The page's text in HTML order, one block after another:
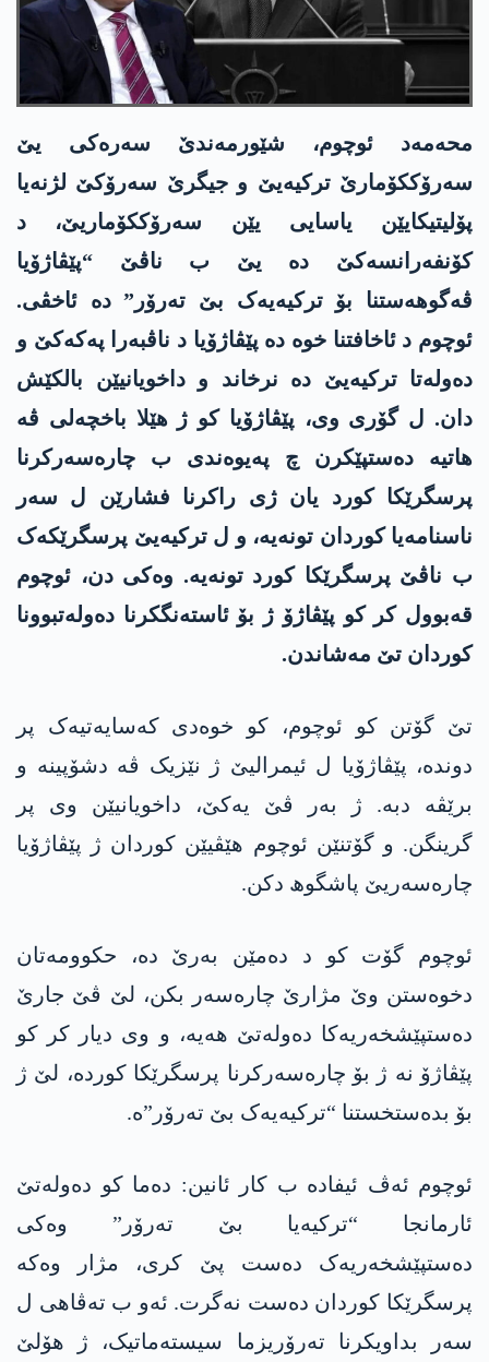
محەمەد ئوچوم، شێورمەندێ سەرەکی یێ
سەرۆککۆمارێ ترکیەیێ و جیگرێ سەرۆکێ لژنەیا
پۆلیتیکایێن یاسایی یێن سەرۆککۆماریێ، د
کۆنفەرانسەکێ دە یێ ب ناڤێ “پێڤاژۆیا
ڤەگوھەستنا بۆ ترکیەیەک بێ تەرۆر” دە ئاخڤی.
ئوچوم د ئاخافتنا خوە دە پێڤاژۆیا د ناڤبەرا پەکەکێ و
دەولەتا ترکیەیێ دە نرخاند و داخویانیێن بالکێش
دان. ل گۆری وی، پێڤاژۆیا کو ژ ھێلا باخچەلی ڤە
ھاتیە دەستپێکرن چ پەیوەندی ب چارەسەرکرنا
پرسگرێکا کورد یان ژی راکرنا فشارێن ل سەر
ناسنامەیا کوردان تونەیە، و ل ترکیەیێ پرسگرێکەک
ب ناڤێ پرسگرێکا کورد تونەیە. وەکی دن، ئوچوم
قەبوول کر کو پێڤاژۆ ژ بۆ ئاستەنگکرنا دەولەتبوونا
کوردان تێ مەشاندن.
تێ گۆتن کو ئوچوم، کو خوەدی کەسایەتیەک پر
دوندە، پێڤاژۆیا ل ئیمرالیێ ژ نێزیک ڤە دشۆپینە و
برێڤە دبە. ژ بەر ڤێ یەکێ، داخویانیێن وی پر
گرینگن. و گۆتنێن ئوچوم ھێڤیێن کوردان ژ پێڤاژۆیا
چارەسەریێ پاشگوھ دکن.
ئوچوم گۆت کو د دەمێن بەرێ دە، حکوومەتان
دخوەستن وێ مژارێ چارەسەر بکن، لێ ڤێ جارێ
دەستپێشخەریەکا دەولەتێ ھەیە، و وی دیار کر کو
پێڤاژۆ نە ژ بۆ چارەسەرکرنا پرسگرێکا کوردە، لێ ژ
بۆ بدەستخستنا “ترکیەیەک بێ تەرۆر”ە.
ئوچوم ئەڤ ئیفادە ب کار ئانین: دەما کو دەولەتێ
ئارمانجا “ترکیەیا بێ تەرۆر” وەکی
دەستپێشخەریەک دەست پێ کری، مژار وەکە
پرسگرێکا کوردان دەست نەگرت. ئەو ب تەڤاھی ل
سەر بداویکرنا تەرۆریزما سیستەماتیک، ژ ھۆلێ